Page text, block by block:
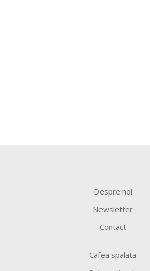
Despre noi
Newsletter
Contact
Cafea spalata